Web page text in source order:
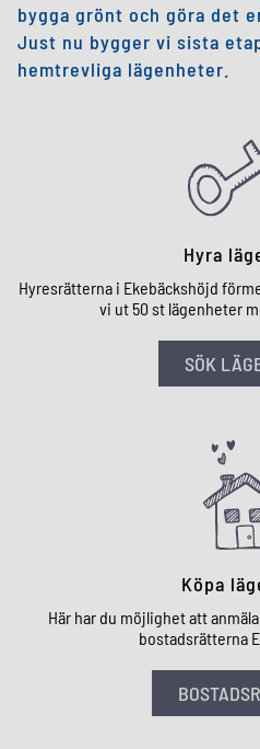
bygga grönt och göra det
Just nu bygger vi sista
hemtrevliga lägenheter.
Hyra
Hyresrätterna i Ekebäckshöjd
vi ut 50 st lägenheter
SÖK
Köpa
Här har du möjlighet att
bostadsrätterna